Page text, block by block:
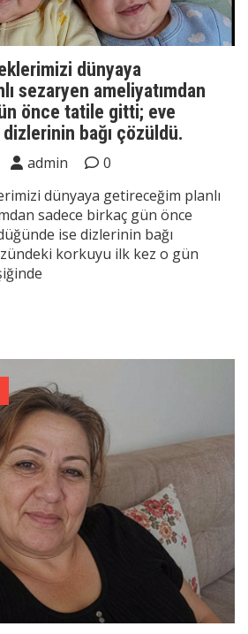
dünyaya
sezaryen ameliyatımdan
önce tatile gitti; eve
bağı çözüldü.
admin
0
dünyaya getireceğim planlı
sadece birkaç gün önce
ise dizlerinin bağı
korkuyu ilk kez o gün